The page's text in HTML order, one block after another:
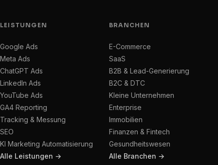
LEISTUNGEN
Google Ads
Meta Ads
ChatGPT Ads
LinkedIn Ads
YouTube Ads
GA4 Reporting
Tracking & Messung
SEO
KI Marketing Automatisierung
Alle Leistungen →
BRANCHEN
E-Commerce
SaaS
B2B & Lead-Generierung
B2C & DTC
Kleine Unternehmen
Enterprise
Immobilien
Finanzen & Fintech
Gesundheitswesen
Alle Branchen →